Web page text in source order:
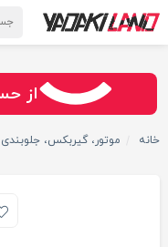
از
خانه موتور، گیربکس، جلوبندی